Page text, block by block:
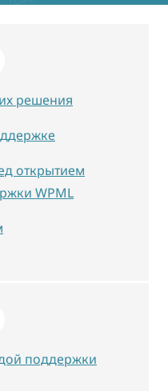
решения
открытием
WPML
поддержки